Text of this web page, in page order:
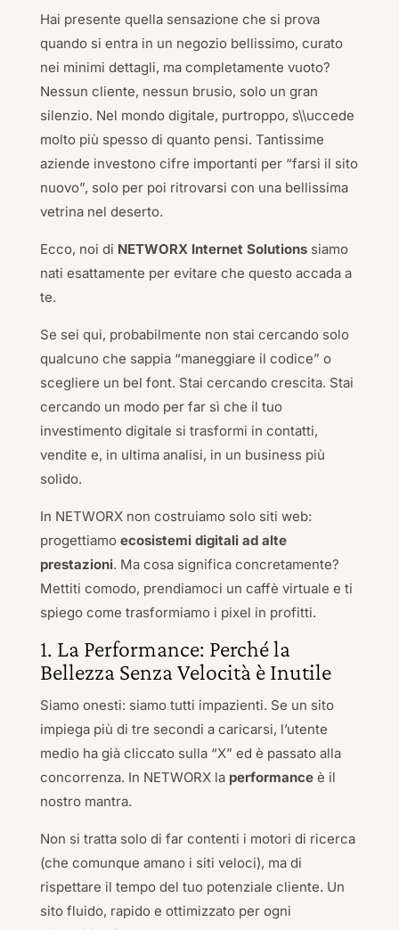
Hai presente quella sensazione che si prova
quando si entra in un negozio bellissimo, curato
nei minimi dettagli, ma completamente vuoto?
Nessun cliente, nessun brusio, solo un gran
silenzio. Nel mondo digitale, purtroppo, s\\uccede
molto più spesso di quanto pensi. Tantissime
aziende investono cifre importanti per “farsi il sito
nuovo”, solo per poi ritrovarsi con una bellissima
vetrina nel deserto.
Ecco, noi di NETWORX Internet Solutionssiamo
nati esattamente per evitare che questo accada a
te.
Se sei qui, probabilmente non stai cercando solo
qualcuno che sappia “maneggiare il codice” o
scegliere un bel font. Stai cercando crescita. Stai
cercando un modo per far sì che il tuo
investimento digitale si trasformi in contatti,
vendite e, in ultima analisi, in un business più
solido.
In NETWORX non costruiamo solo siti web:
progettiamo ecosistemi digitali ad alte
prestazioni. Ma cosa significa concretamente?
Mettiti comodo, prendiamoci un caffè virtuale e ti
spiego come trasformiamo i pixel in profitti.
1. La Performance: Perché la
Bellezza Senza Velocità è Inutile
Siamo onesti: siamo tutti impazienti. Se un sito
impiega più di tre secondi a caricarsi, l’utente
medio ha già cliccato sulla “X” ed è passato alla
concorrenza. In NETWORX la performanceè il
nostro mantra.
Non si tratta solo di far contenti i motori di ricerca
(che comunque amano i siti veloci), ma di
rispettare il tempo del tuo potenziale cliente. Un
sito fluido, rapido e ottimizzato per ogni